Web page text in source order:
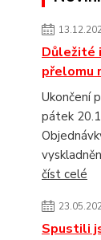
Důležité
přelomu
Ukončení
pátek
číst celé
Spustili